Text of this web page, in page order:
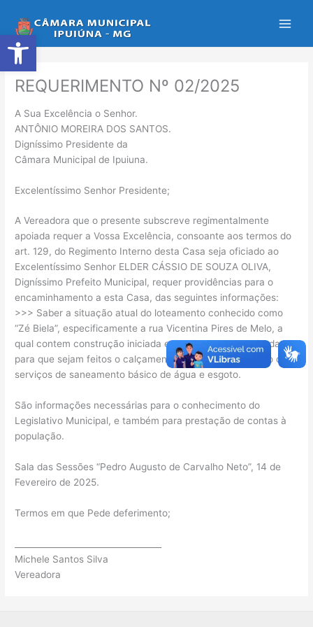
Abrir a barra de ferramentas
para
o
conteúdo
REQUERIMENTO Nº 02/2025
A Sua Excelência o Senhor.
ANTÔNIO MOREIRA DOS SANTOS.
Digníssimo Presidente da
Câmara Municipal de Ipuiuna.
Excelentíssimo Senhor Presidente;
A Vereadora que o presente subscreve regimentalmente
apoiada requer a Vossa Excelência, consoante aos termos do
art. 129, do Regimento Interno desta Casa seja oficiado ao
Excelentíssimo Senhor ELDER CÁSSIO DE SOUZA OLIVA,
Digníssimo Prefeito Municipal, requer providências para o
encaminhamento a esta Casa, das seguintes informações:
>>> Saber a situação atual do loteamento conhecido como
“Zé Biela”, especificamente a rua Vicentina Pires de Melo, a
qual contem construção iniciada e precisa ser regularizada
para que sejam feitos o calçamento, passeio e instalação dos
serviços de saneamento básico de água e esgoto.
São informações necessárias para o conhecimento do
Legislativo Municipal, e também para prestação de contas à
população.
Sala das Sessões “Pedro Augusto de Carvalho Neto”, 14 de
Fevereiro de 2025.
Termos em que Pede deferimento;
Michele Santos Silva
Vereadora